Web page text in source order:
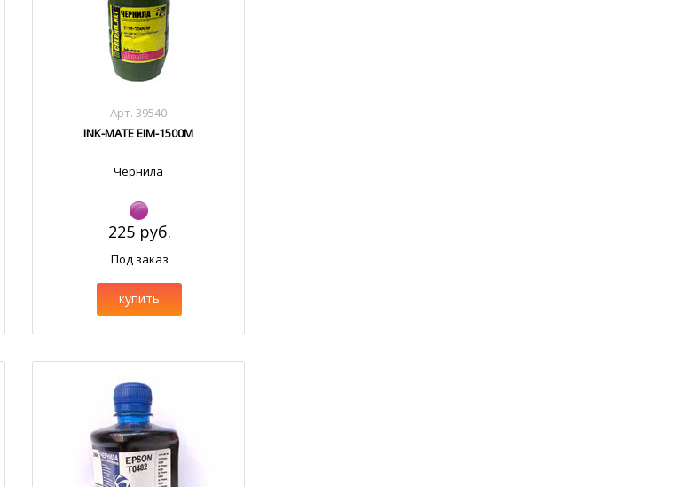
Арт. 39540
INK-MATE EIM-1500M
Чернила
225 руб.
Под заказ
купить